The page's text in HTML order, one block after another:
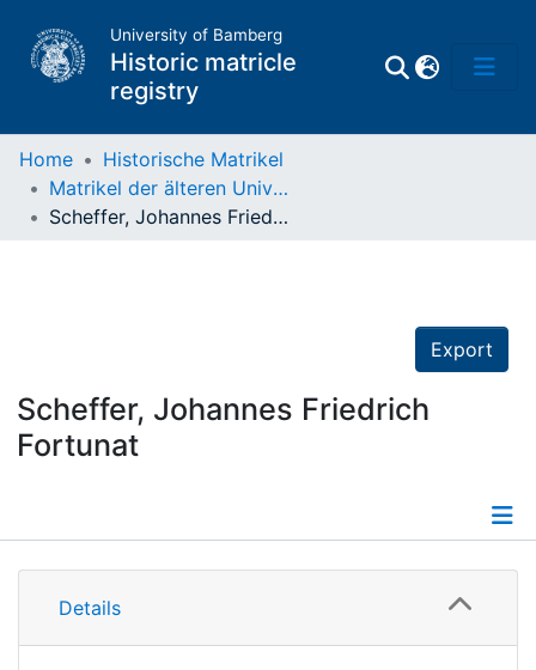
University of Bamberg
Historic matricle
registry
Matrikel
Home
Historische Matrikel
Matrikel der älteren Universität
Scheffer, Johannes Friedrich Fortunat
Export
Scheffer, Johannes Friedrich
Fortunat
Details
Details